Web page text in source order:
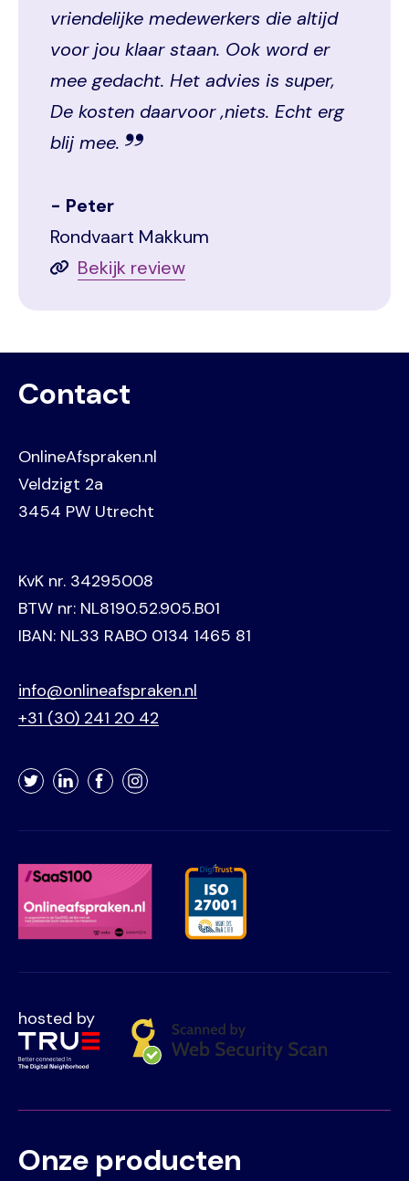
vriendelijke medewerkers die altijd
voor jou klaar staan. Ook word er
mee gedacht. Het advies is super,
De kosten daarvoor ,niets. Echt erg
blij mee.
Peter
Rondvaart Makkum
Bekijk review
Contact
OnlineAfspraken.nl
Veldzigt 2a
3454 PW Utrecht
KvK nr. 34295008
BTW nr: NL8190.52.905.B01
IBAN: NL33 RABO 0134 1465 81
info@onlineafspraken.nl
+31 (30) 241 20 42
TwitterLinkedInFacebookInstagram
hosted by
Voet
Primair
Onze producten